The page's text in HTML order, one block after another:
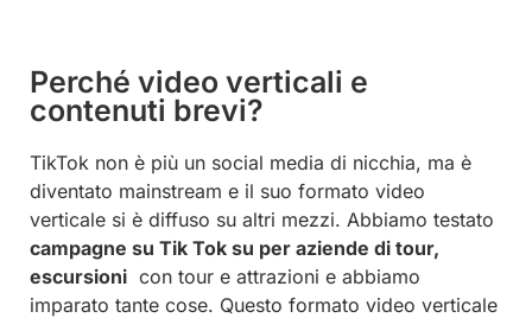
Perché video verticali e
contenuti brevi?
TikTok non è più un social media di nicchia, ma è
diventato mainstream e il suo formato video
verticale si è diffuso su altri mezzi. Abbiamo testato
campagne su Tik Tok su per aziende di tour,
escursioni con tour e attrazioni e abbiamo
imparato tante cose. Questo formato video verticale